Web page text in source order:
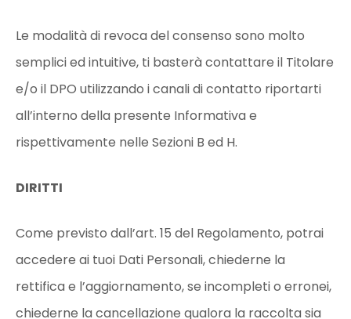
Le modalità di revoca del consenso sono molto
semplici ed intuitive, ti basterà contattare il Titolare
e/o il DPO utilizzando i canali di contatto riportarti
all’interno della presente Informativa e
rispettivamente nelle Sezioni B ed H.
DIRITTI
Come previsto dall’art. 15 del Regolamento, potrai
accedere ai tuoi Dati Personali, chiederne la
rettifica e l’aggiornamento, se incompleti o erronei,
chiederne la cancellazione qualora la raccolta sia